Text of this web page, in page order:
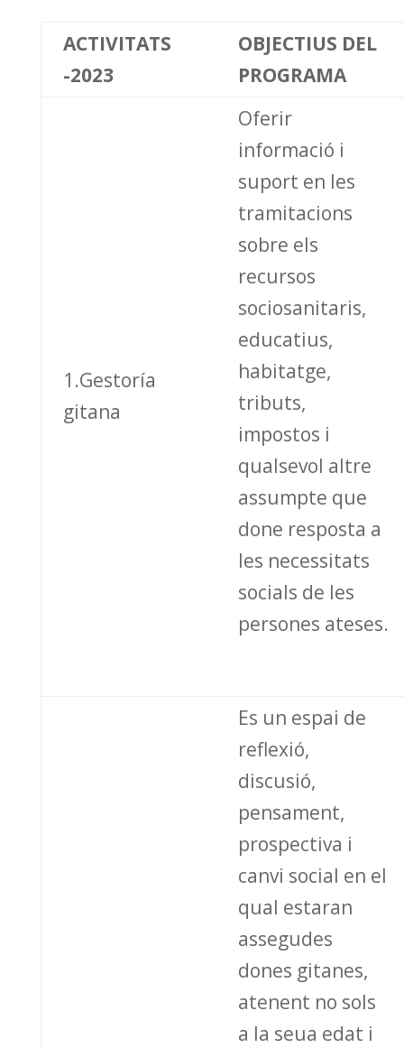
ACTIVITATS
-2023
OBJECTIUS DEL
PROGRAMA
1.Gestoría
gitana
Oferir
informació i
suport en les
tramitacions
sobre els
recursos
sociosanitaris,
educatius,
habitatge,
tributs,
impostos i
qualsevol altre
assumpte que
done resposta a
les necessitats
socials de les
persones ateses.
Es un espai de
reflexió,
discusió,
pensament,
prospectiva i
canvi social en el
qual estaran
assegudes
dones gitanes,
atenent no sols
a la seua edat i